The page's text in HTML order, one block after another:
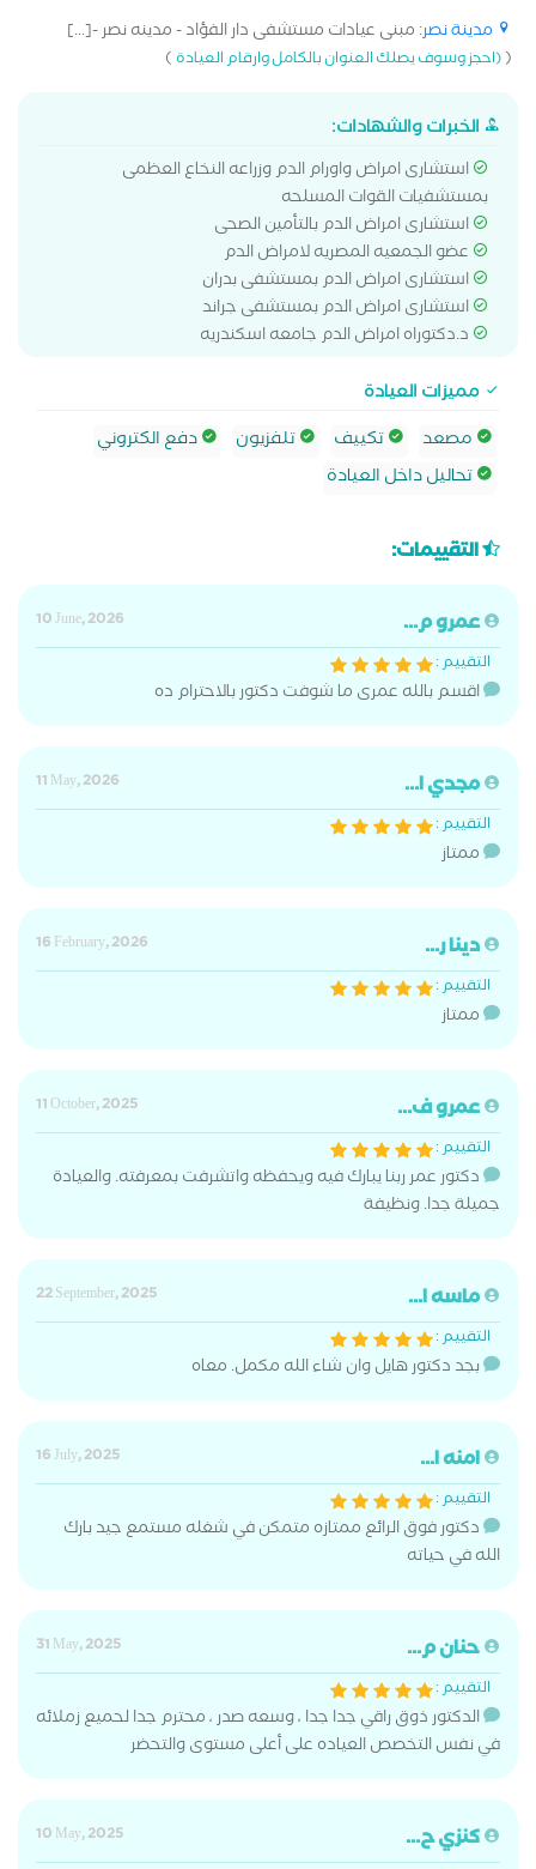
مدينة نصر: مبنى عيادات مستشفى دار الفؤاد - مدينه نصر -[...]
((احجز وسوف يصلك العنوان بالكامل وارقام العيادة)
الخبرات والشهادات:
استشارى امراض واورام الدم وزراعه النخاع العظمى
بمستشفيات القوات المسلحه
استشارى امراض الدم بالتأمين الصحى
عضو الجمعيه المصريه لامراض الدم
استشارى امراض الدم بمستشفى بدران
استشارى امراض الدم بمستشفى جراند
د.دكتوراه امراض الدم جامعه اسكندريه
مميزات العيادة
مصعد
تكييف تلفزيون
دفع الكتروني
تحاليل داخل العيادة
التقييمات:
عمرو م...
10 June, 2026
التقييم :
اقسم بالله عمرى ما شوفت دكتور بالاحترام ده
مجدي ا...
11 May, 2026
التقييم :
ممتاز
دينا ر...
16 February, 2026
التقييم :
ممتاز
عمرو ف...
11 October, 2025
التقييم :
دكتور عمر ربنا يبارك فيه ويحفظه واتشرفت بمعرفته. والعيادة
جميلة جدا. ونظيفة
ماسه ا...
22 September, 2025
التقييم :
بجد دكتور هايل وان شاء الله مكمل. معاه
امنه ا...
16 July, 2025
التقييم :
دكتور فوق الرائع ممتازه متمكن في شغله مستمع جيد بارك
الله في حياته
حنان م...
31 May, 2025
التقييم :
الدكتور ذوق راقي جدا جدا ، وسعه صدر ، محترم جدا لحميع زملائه
في نفس التخصص العياده على أعلى مستوى والتحضر
كنزي ح...
10 May, 2025